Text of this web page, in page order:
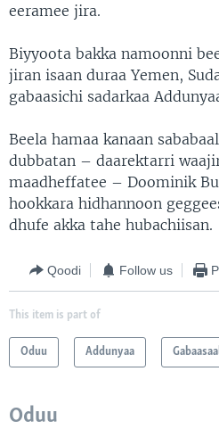
eeramee jira.
Biyyoota bakka namoonni
jiran isaan duraa Yemen,
gabaasichi sadarkaa
Beela hamaa kanaan
dubbatan – daarektarri
maadheffatee – Doominik
hookkara hidhannoon
dhufe akka tahe hubachiisan.
Qoodi Follow us
This item is part of
Oduu Addunyaa
Oduu